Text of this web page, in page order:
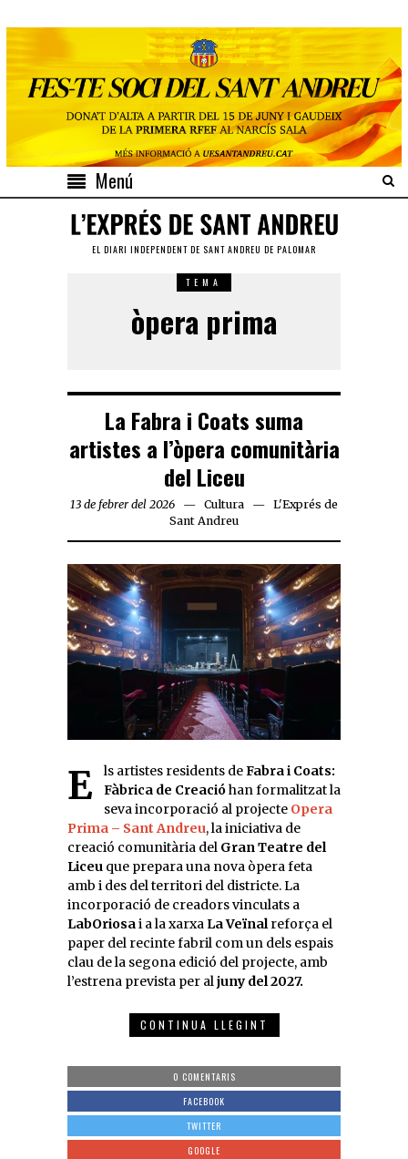
Menú
EL DIARI INDEPENDENT DE SANT ANDREU DE PALOMAR
TEMA
òpera prima
La Fabra i Coats suma
artistes a l’òpera comunitària
del Liceu
13 de febrer del 2026 Cultura
L'Exprés de
Sant Andreu
Els artistes residents deFabra i Coats:
Fàbrica de Creacióhan formalitzat la
seva incorporació al projecte Opera
Prima – Sant Andreu, la iniciativa de
creació comunitària del Gran Teatre del
Liceu que prepara una nova òpera feta
amb i des del territori del districte. La
incorporació de creadors vinculats a
LabOriosai a la xarxa La Veïnalreforça el
paper del recinte fabril com un dels espais
clau de la segona edició del projecte, amb
l’estrena prevista per aljuny del 2027.
CONTINUA LLEGINT
0 COMENTARIS
FACEBOOK
TWITTER
GOOGLE